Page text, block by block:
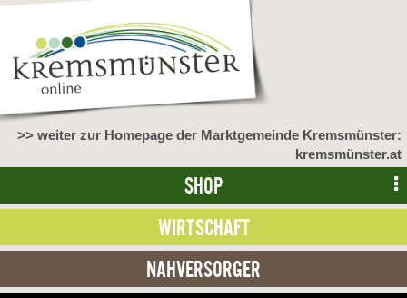
>> weiter zur Homepage der Marktgemeinde Kremsmünster:
kremsmünster.at
SHOP
WIRTSCHAFT
NAHVERSORGER